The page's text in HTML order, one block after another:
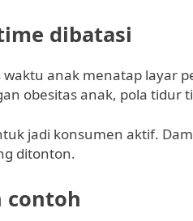
dibatasi
waktu anak menatap layar
obesitas anak, pola tidur
jadi konsumen aktif.
ditonton.
contoh